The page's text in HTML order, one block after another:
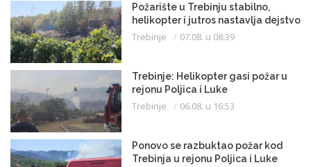
Požarište u Trebinju stabilno,
helikopter i jutros nastavlja dejstvo
Trebinje 07.08. u 08:39
Trebinje: Helikopter gasi požar u
rejonu Poljica i Luke
Trebinje 06.08. u 16:53
Ponovo se razbuktao požar kod
Trebinja u rejonu Poljica i Luke